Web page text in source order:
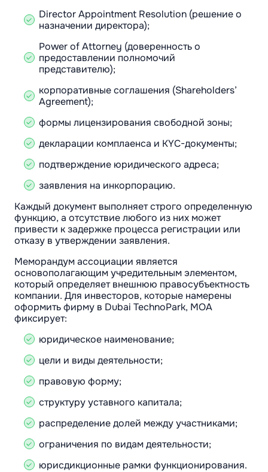
Director Appointment Resolution (решение о
назначении директора);
Power of Attorney (доверенность о
предоставлении полномочий
представителю);
корпоративные соглашения (Shareholders’
Agreement);
формы лицензирования свободной зоны;
декларации комплаенса и KYC-документы;
подтверждение юридического адреса;
заявления на инкорпорацию.
Каждый документ выполняет строго определенную
функцию, а отсутствие любого из них может
привести к задержке процесса регистрации или
отказу в утверждении заявления.
Меморандум ассоциации является
основополагающим учредительным элементом,
который определяет внешнюю правосубъектность
компании. Для инвесторов, которые намерены
оформить фирму в Dubai TechnoPark, MOA
фиксирует:
юридическое наименование;
цели и виды деятельности;
правовую форму;
структуру уставного капитала;
распределение долей между участниками;
ограничения по видам деятельности;
юрисдикционные рамки функционирования.